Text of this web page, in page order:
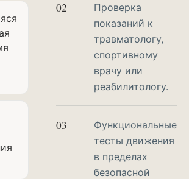
02
Проверка
показаний к
травматологу,
спортивному
врачу или
реабилитологу.
03
Функциональные
тесты движения
в пределах
безопасной